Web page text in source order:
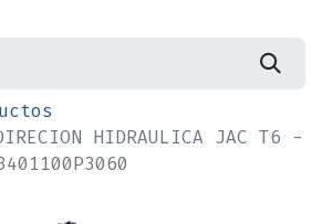
HIDRAULICA JAC T6 -